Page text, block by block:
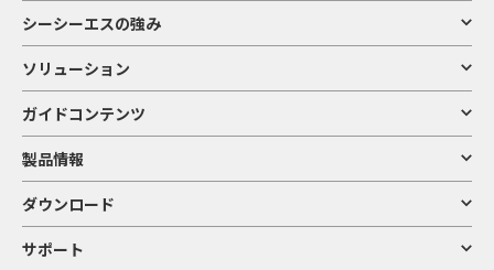
シーシーエスの強み
ソリューション
ガイドコンテンツ
製品情報
ダウンロード
サポート